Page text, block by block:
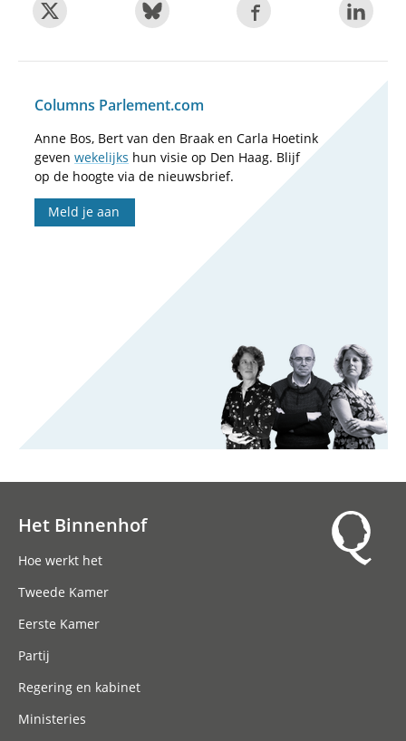
Columns Parlement.com
Anne Bos, Bert van den Braak en Carla Hoetink
geven wekelijks hun visie op Den Haag. Blijf
op de hoogte via de nieuwsbrief.
Meld je aan
Het Binnenhof
Hoe werkt het
Tweede Kamer
Eerste Kamer
Partij
Regering en kabinet
Ministeries